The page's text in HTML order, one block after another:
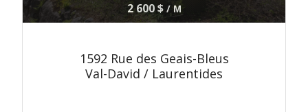
2 600 $/ M
1592 Rue des Geais-Bleus
Val-David / Laurentides